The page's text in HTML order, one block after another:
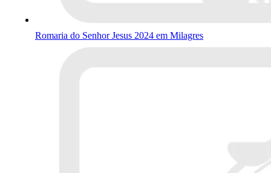
Romaria do Senhor Jesus 2024 em Milagres